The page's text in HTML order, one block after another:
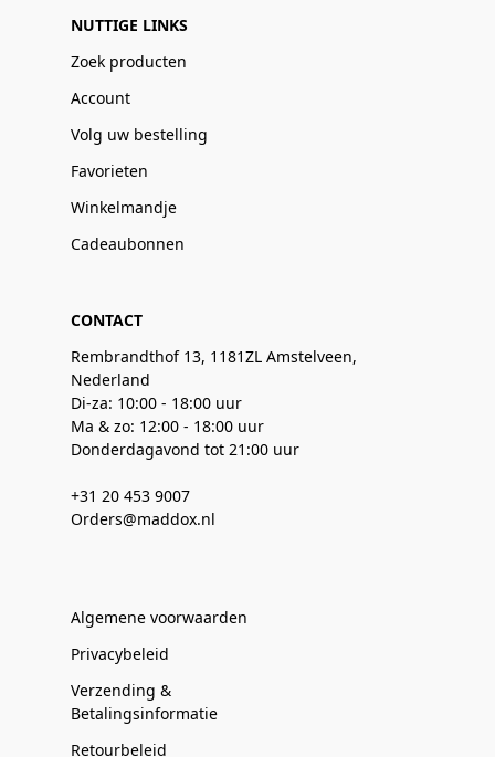
NUTTIGE LINKS
Zoek producten
Account
Volg uw bestelling
Favorieten
Winkelmandje
Cadeaubonnen
CONTACT
Rembrandthof 13, 1181ZL Amstelveen,
Nederland
Di-za: 10:00 - 18:00 uur
Ma & zo: 12:00 - 18:00 uur
Donderdagavond tot 21:00 uur
+31 20 453 9007
Orders@maddox.nl
Algemene voorwaarden
Privacybeleid
Verzending &
Betalingsinformatie
Retourbeleid